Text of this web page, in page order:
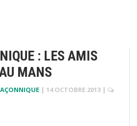
: LES AMIS
MANS
| 14 OCTOBRE 2013 |